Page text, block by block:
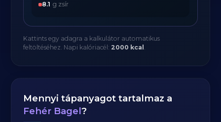
8.1 g zsír
Kattints egy adagra a kalkulátor automatikus
feltöltéséhez. Napi kalóriacél: 2000 kcal .
Mennyi tápanyagot tartalmaz a
Fehér Bagel?